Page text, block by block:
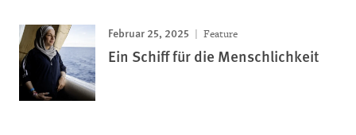
Februar 25, 2025 Feature
Ein Schiff für die Menschlichkeit